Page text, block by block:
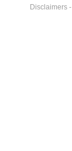
Disclaimers-